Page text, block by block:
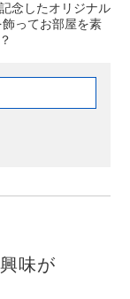
念したオリジナル
ってお部屋を素
味が